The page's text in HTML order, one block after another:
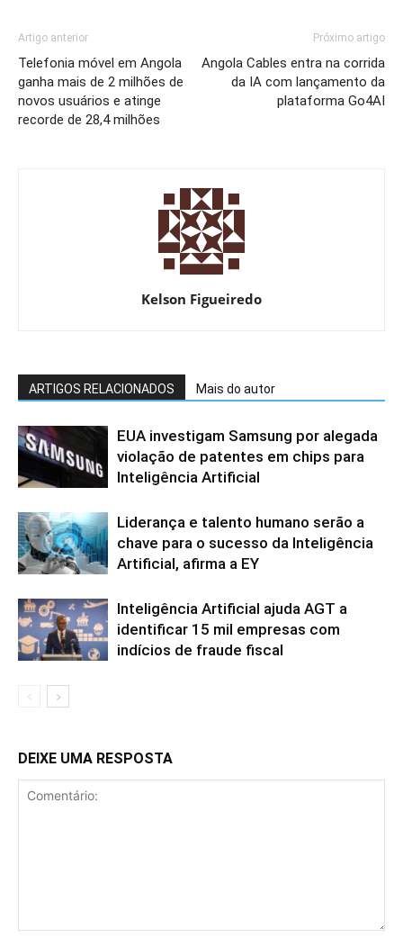
Artigo anterior
Telefonia móvel em Angola
ganha mais de 2 milhões de
novos usuários e atinge
recorde de 28,4 milhões
Próximo artigo
Angola Cables entra na corrida
da IA com lançamento da
plataforma Go4AI
Kelson Figueiredo
ARTIGOS RELACIONADOS Mais do autor
EUA investigam Samsung por alegada
violação de patentes em chips para
Inteligência Artificial
Liderança e talento humano serão a
chave para o sucesso da Inteligência
Artificial, afirma a EY
Inteligência Artificial ajuda AGT a
identificar 15 mil empresas com
indícios de fraude fiscal
DEIXE UMA RESPOSTA